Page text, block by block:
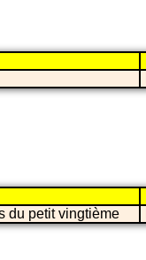
du petit vingtième